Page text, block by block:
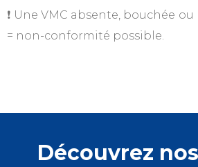
❗ Une VMC absente, bouchée
= non-conformité possible.
Découvrez